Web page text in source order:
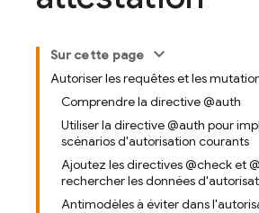
Sur cette page
Autoriser les requêtes et les
Comprendre la directive @auth
Utiliser la directive @auth pour
scénarios d'autorisation courants
Ajoutez les directives @check et
rechercher les données
Antimodèles à éviter dans